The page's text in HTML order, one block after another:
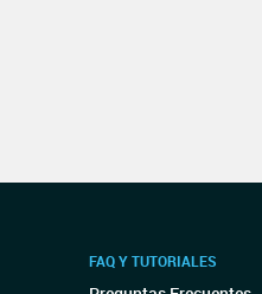
FAQ Y TUTORIALES